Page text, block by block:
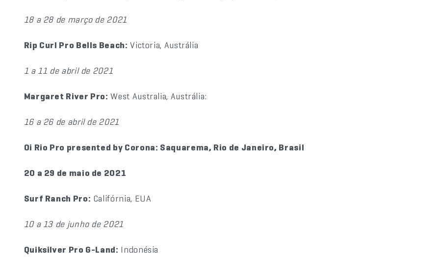
18 a 28 de março de 2021
Rip Curl Pro Bells Beach: Victoria, Austrália
1 a 11 de abril de 2021
Margaret River Pro: West Australia, Austrália:
16 a 26 de abril de 2021
Oi Rio Pro presented by Corona: Saquarema, Rio de Janeiro, Brasil
20 a 29 de maio de 2021
Surf Ranch Pro: Califórnia, EUA
10 a 13 de junho de 2021
Quiksilver Pro G-Land: Indonésia